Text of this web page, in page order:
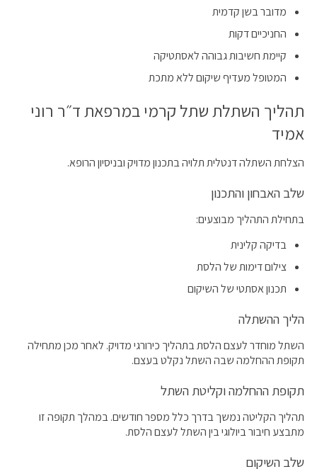
מדובר בשן קדמית
החניכיים דקות
קיימת חשיבות גבוהה לאסתטיקה
המטופל מעדיף שיקום ללא מתכת
תהליך השתלת שתל קרמי במרפאת ד״ר רוני
אמיד
הצלחת השתלה דנטלית תלויה בתכנון מדויק ובניסיון הרופא.
שלב האבחון והתכנון
בתחילת התהליך מבוצעים:
בדיקה קלינית
צילום דימות של הלסת
תכנון אסתטי של השיקום
הליך ההשתלה
השתל מוחדר לעצם הלסת בתהליך כירורגי מדויק. לאחר מכן מתחילה
תקופת ההחלמה שבה השתל נקלט בעצם.
תקופת ההחלמה וקליטת השתל
תהליך הקליטה נמשך בדרך כלל מספר חודשים. במהלך תקופה זו
מתבצע חיבור ביולוגי בין השתל לעצם הלסת.
שלב השיקום